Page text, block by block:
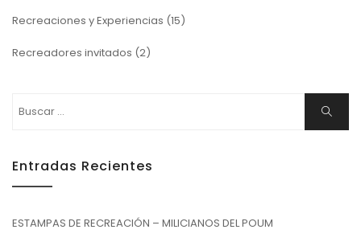
Recreaciones y Experiencias (15)
Recreadores invitados (2)
Buscar
Entradas Recientes
ESTAMPAS DE RECREACIÓN – MILICIANOS DEL POUM